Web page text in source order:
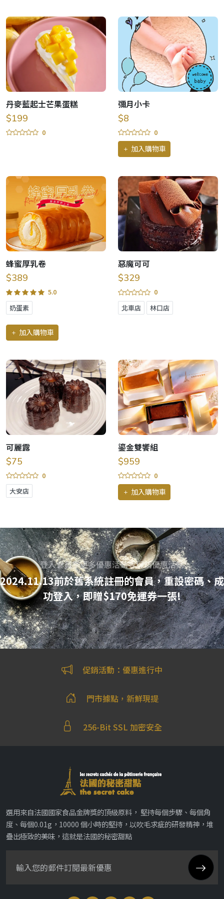
丹麥藍起士芒果蛋糕
$199
0
彌月小卡
$8
0
加入購物車
蜂蜜厚乳卷
$389
5.0
奶蛋素
加入購物車
惡魔可可
$329
0
北車店
林口店
可麗露
$75
0
大安店
鎏金雙饗組
$959
0
加入購物車
登入會員享更多優惠活動等促銷優惠活動
2024.11.13前於舊系統註冊的會員，重設密碼、成
功登入，即贈$170免運券一張!
促銷活動：優惠進行中
門市據點，新鮮現提
256-Bit SSL 加密安全
選用來自法國國家食品金牌獎的頂級原料， 堅持每個步驟、每個角
度、每個0.01g，10000 個小時的堅持，以吹毛求疵的研發精神，堆
疊出極致的美味，這就是法國的秘密甜點